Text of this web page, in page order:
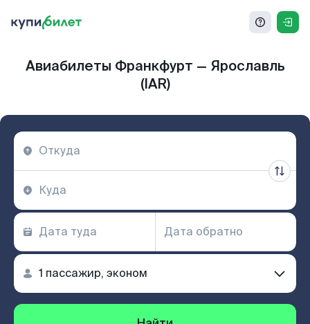
Авиабилеты Франкфурт — Ярославль
(IAR)